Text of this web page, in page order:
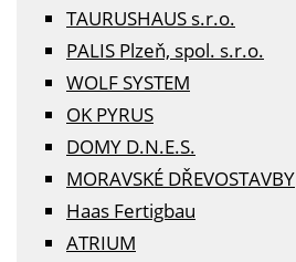
TAURUSHAUS s.r.o.
PALIS Plzeň, spol. s.r.o.
WOLF SYSTEM
OK PYRUS
DOMY D.N.E.S.
MORAVSKÉ DŘEVOSTAVBY
Haas Fertigbau
ATRIUM